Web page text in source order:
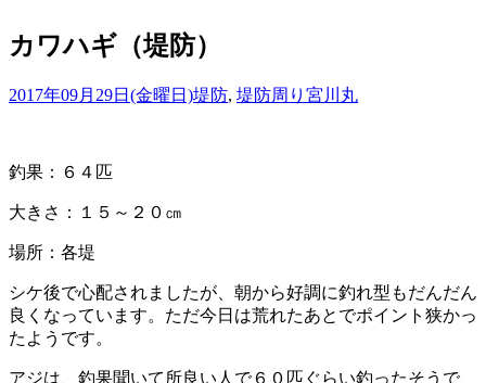
カワハギ（堤防）
2017年09月29日(金曜日)堤防, 堤防周り 宮川丸
釣果：６４匹
大きさ：１５～２０㎝
場所：各堤
シケ後で心配されましたが、朝から好調に釣れ型もだんだん
良くなっています。ただ今日は荒れたあとでポイント狭かっ
たようです。
アジは、釣果聞いて所良い人で６０匹ぐらい釣ったそうで